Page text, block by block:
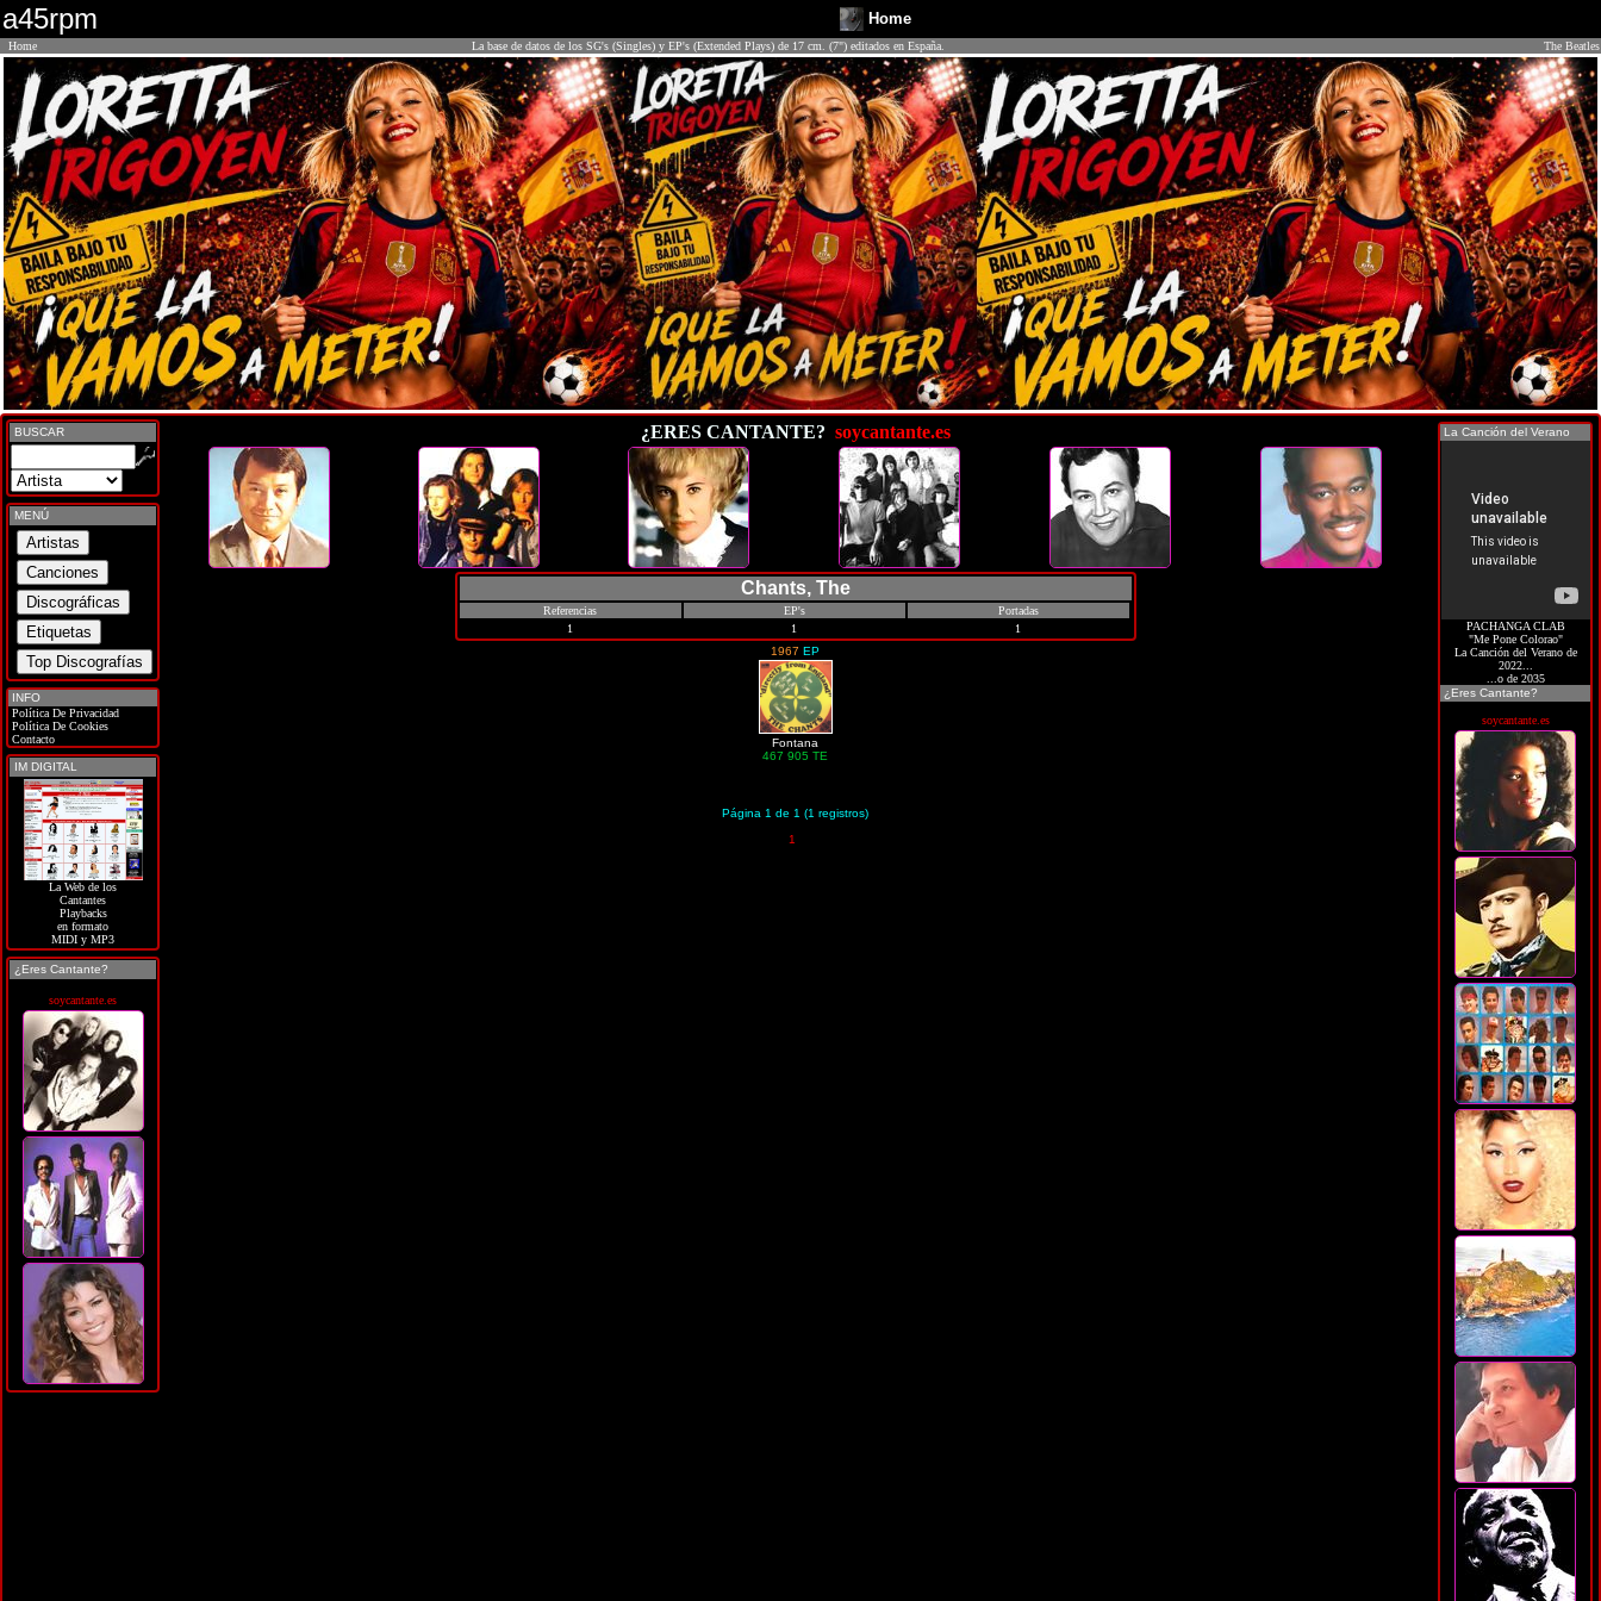
a45rpm Home
Home La base de datos de los SG's (Singles) y EP's (Extended Plays) de 17 cm. (7") editados en España. The Beatles
BUSCAR
MENÚ
INFO
Política De Privacidad
Política De Cookies
Contacto
IM DIGITAL
La Web de los
Cantantes
Playbacks
en formato
MIDI y MP3
¿Eres Cantante?
soycantante.es
¿ERES CANTANTE? soycantante.es
Chants, The
Referencias EP's
Portadas
1
1
1
1967 EP
Fontana
467 905 TE
Página 1 de 1 (1 registros)
1
La Canción del Verano
PACHANGA CLAB
"Me Pone Colorao"
La Canción del Verano de
2022...
...o de 2035
¿Eres Cantante?
soycantante.es